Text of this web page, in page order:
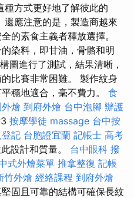
種方式更好地了解彼此的
應注意的是，製造商越來
的素食主義者釋放選擇。
染料，即甘油，骨骼和明
圖進行了測試，結果清晰，
比賽非常困難。 製作紋身
穩地適合，毫不費力。 食
燴 到府外燴 台中泡腳 辦護
按摩學徒 massage 台中按
記 台胞證宜蘭 記帳士 高考
設計和質量。 台中眼科 撥
式外燴菜單 推拿整復 記帳
竹外燴 經絡課程 到府外燴
固且可靠的結構可確保長紋